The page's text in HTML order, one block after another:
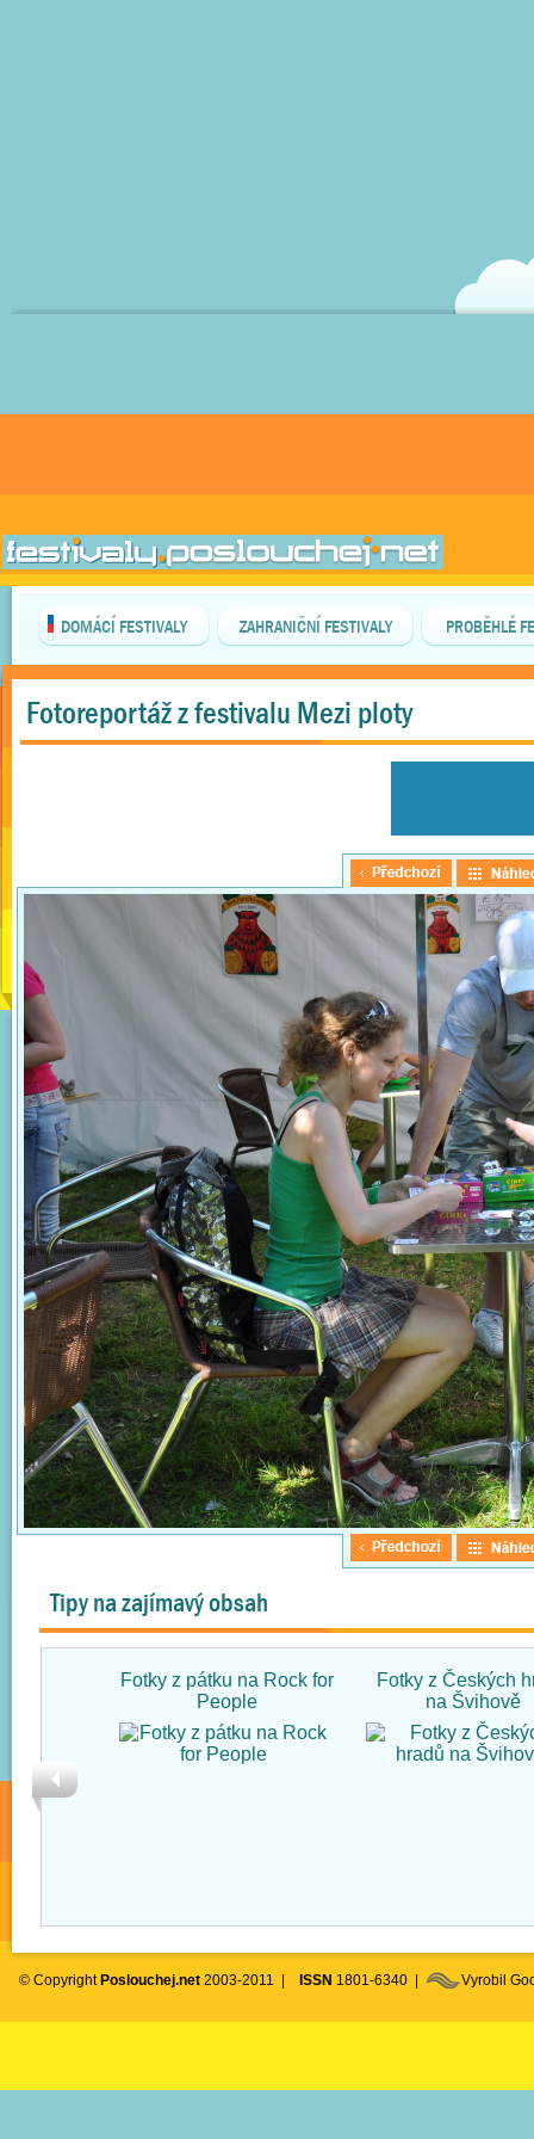
DOMÁCÍ FESTIVALY ZAHRANIČNÍ FESTIVALY PROBĚHLÉ
Fotoreportáž z festivalu Mezi ploty
Tipy na zajímavý obsah
Fotky z pátku na Rock for
People
Fotky z Českých
na Švihově
© Copyright Poslouchej.net 2003-2011 | ISSN 1801-6340 | Vyrobil